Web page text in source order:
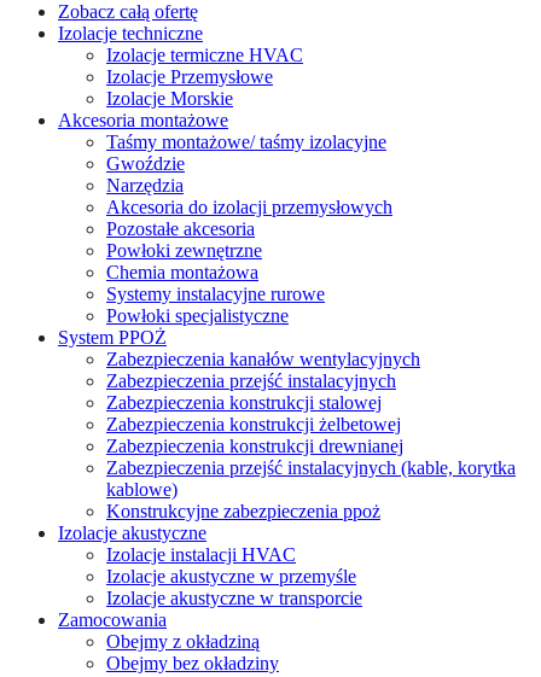
Zobacz całą ofertę
Izolacje techniczne
Izolacje termiczne HVAC
Izolacje Przemysłowe
Izolacje Morskie
Akcesoria montażowe
Taśmy montażowe/ taśmy izolacyjne
Gwoździe
Narzędzia
Akcesoria do izolacji przemysłowych
Pozostałe akcesoria
Powłoki zewnętrzne
Chemia montażowa
Systemy instalacyjne rurowe
Powłoki specjalistyczne
System PPOŻ
Zabezpieczenia kanałów wentylacyjnych
Zabezpieczenia przejść instalacyjnych
Zabezpieczenia konstrukcji stalowej
Zabezpieczenia konstrukcji żelbetowej
Zabezpieczenia konstrukcji drewnianej
Zabezpieczenia przejść instalacyjnych (kable, korytka
kablowe)
Konstrukcyjne zabezpieczenia ppoż
Izolacje akustyczne
Izolacje instalacji HVAC
Izolacje akustyczne w przemyśle
Izolacje akustyczne w transporcie
Zamocowania
Obejmy z okładziną
Obejmy bez okładziny